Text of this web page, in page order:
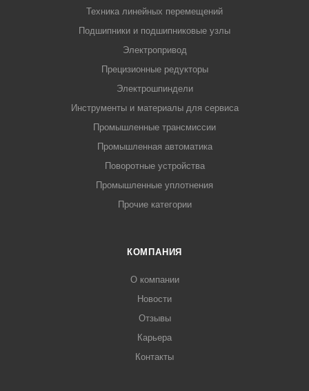
Техника линейных перемещений
Подшипники и подшипниковые узлы
Электропривод
Прецизионные редукторы
Электрошпиндели
Инструменты и материалы для сервиса
Промышленные трансмиссии
Промышленная автоматика
Поворотные устройства
Промышленные уплотнения
Прочие категории
КОМПАНИЯ
О компании
Новости
Отзывы
Карьера
Контакты